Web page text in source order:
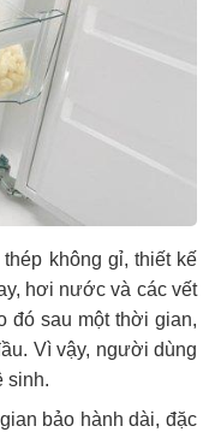
không gỉ, thiết kế
hơi nước và các vết
đó sau một thời gian,
Vì vậy, người dùng
sinh.
bảo hành dài, đặc